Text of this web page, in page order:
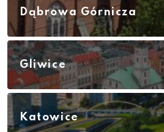
Dąbrowa Górnicza
Gliwice
Katowice